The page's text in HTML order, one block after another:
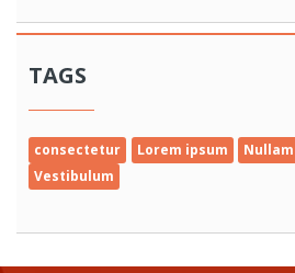
TAGS
consectetur Lorem ipsum Nullam
Vestibulum